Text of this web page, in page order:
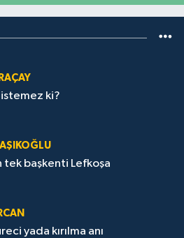
istemez ki?
tek başkenti Lefkoşa
yada kırılma anı